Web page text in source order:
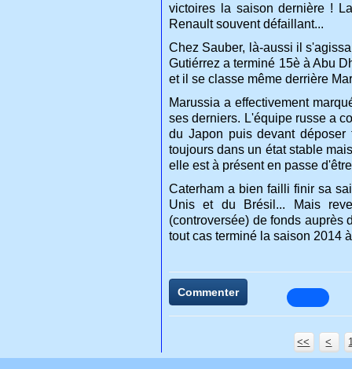
victoires la saison dernière !
Renault souvent défaillant...
Chez Sauber, là-aussi il
Gutiérrez a terminé 15è à Abu
et il se classe même derrière
Marussia a effectivement
ses derniers. L'équipe russe a
du Japon puis devant
toujours dans un état stable
elle est à présent en passe
Caterham a bien failli finir sa
Unis et du Brésil... Mais
(controversée) de fonds auprès
tout cas terminé la saison 2014
Commenter
<< <